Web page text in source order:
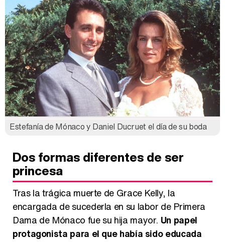
Estefanía de Mónaco y Daniel Ducruet el día de su boda
Dos formas diferentes de ser
princesa
Tras la trágica muerte de Grace Kelly, la
encargada de sucederla en su labor de Primera
Dama de Mónaco fue su hija mayor. Un papel
protagonista para el que había sido educada